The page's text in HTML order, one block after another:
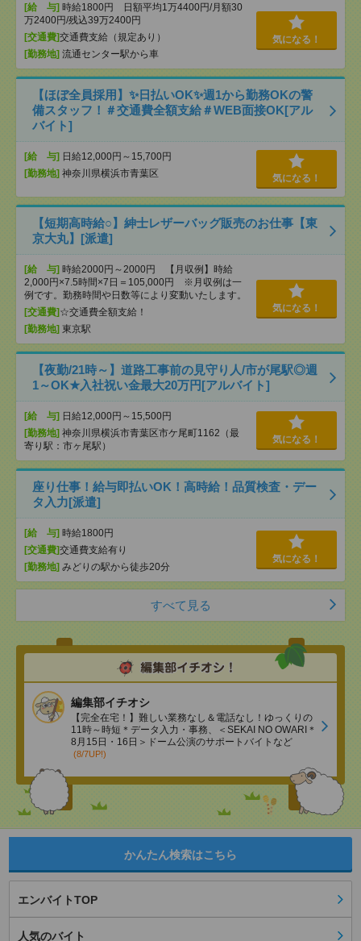
[給 与] 時給1800円 日額平均1万4400円/月額30
万2400円/残込39万2400円
[交通費]交通費支給（規定あり）
[勤務地] 流通センター駅から車
気になる！
【ほぼ全員採用】✨日払いOK✨週1から勤務OKの警
備スタッフ！＃交通費全額支給＃WEB面接OK[アル
バイト]
[給 与] 日給12,000円～15,700円
[勤務地] 神奈川県横浜市青葉区 気になる！
【短期高時給○】紳士レザーバッグ販売のお仕事【東
京大丸】[派遣]
[給 与] 時給2000円～2000円 【月収例】時給
2,000円×7.5時間×7日＝105,000円 ※月収例は一
例です。勤務時間や日数等により変動いたします。
[交通費] ☆交通費全額支給！
[勤務地] 東京駅
気になる！
【夜勤/21時～】道路工事前の見守り人/市が尾駅◎週
1～OK★入社祝い金最大20万円[アルバイト]
[給 与] 日給12,000円～15,500円
[勤務地] 神奈川県横浜市青葉区市ケ尾町1162（最
寄り駅：市ヶ尾駅）
気になる！
座り仕事！給与即払いOK！高時給！品質検査・デー
タ入力[派遣]
[給 与] 時給1800円
[交通費]交通費支給有り
[勤務地] みどりの駅から徒歩20分
気になる！
すべて見る
編集部イチオシ
【完全在宅！】難しい業務なし＆電話なし！ゆっくりの
11時～時短＊データ入力・事務、＜SEKAI NO OWARI＊
8月15日・16日＞ドーム公演のサポートバイトなど
(8/7UP!)
かんたん検索はこちら
エンバイトTOP
人気のバイト